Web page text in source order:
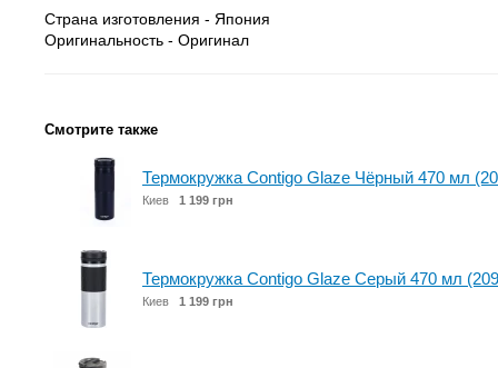
Страна изготовления - Япония
Оригинальность - Оригинал
Смотрите также
Термокружка Contigo Glaze Чёрный 470 мл
Киев 1 199 грн
Термокружка Contigo Glaze Серый 470 мл
Киев 1 199 грн